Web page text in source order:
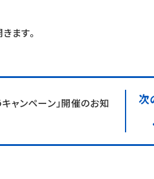
ます。
ャンペーン」開催のお知
次